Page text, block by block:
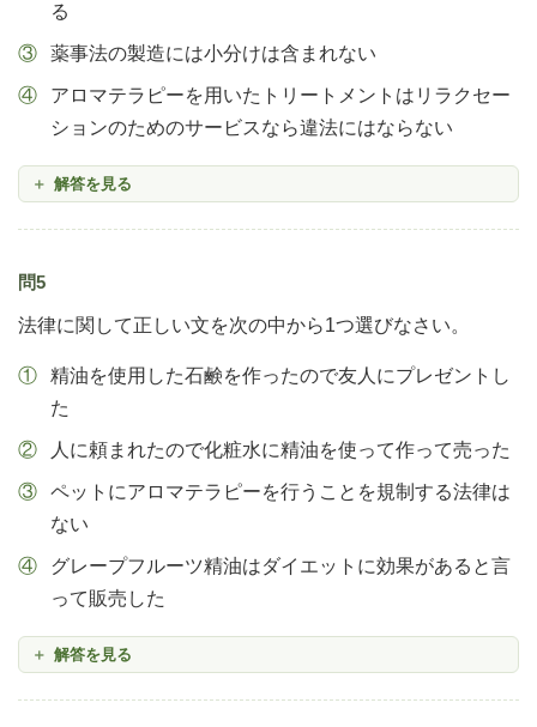
る
薬事法の製造には小分けは含まれない
アロマテラピーを用いたトリートメントはリラクセー
ションのためのサービスなら違法にはならない
解答を見る
問5
法律に関して正しい文を次の中から1つ選びなさい。
精油を使用した石鹸を作ったので友人にプレゼントし
た
人に頼まれたので化粧水に精油を使って作って売った
ペットにアロマテラピーを行うことを規制する法律は
ない
グレープフルーツ精油はダイエットに効果があると言
って販売した
解答を見る